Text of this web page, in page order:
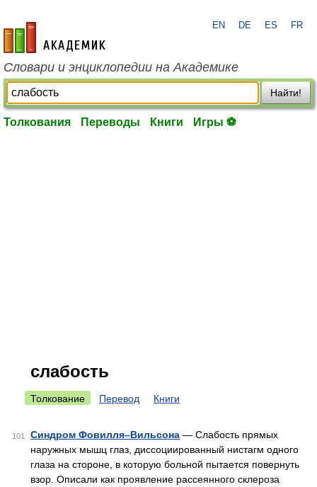
academic.ru
EN DE ES FR
Словари и энциклопедии на Академике
Найти!
Толкования Переводы Книги Игры ⚽
слабость
Толкование Перевод Книги
101 Синдром Фовилля–Вильсона — Слабость прямых
наружных мышц глаз, диссоциированный нистагм одного
глаза на стороне, в которую больной пытается повернуть
взор. Описали как проявление рассеянного склероза